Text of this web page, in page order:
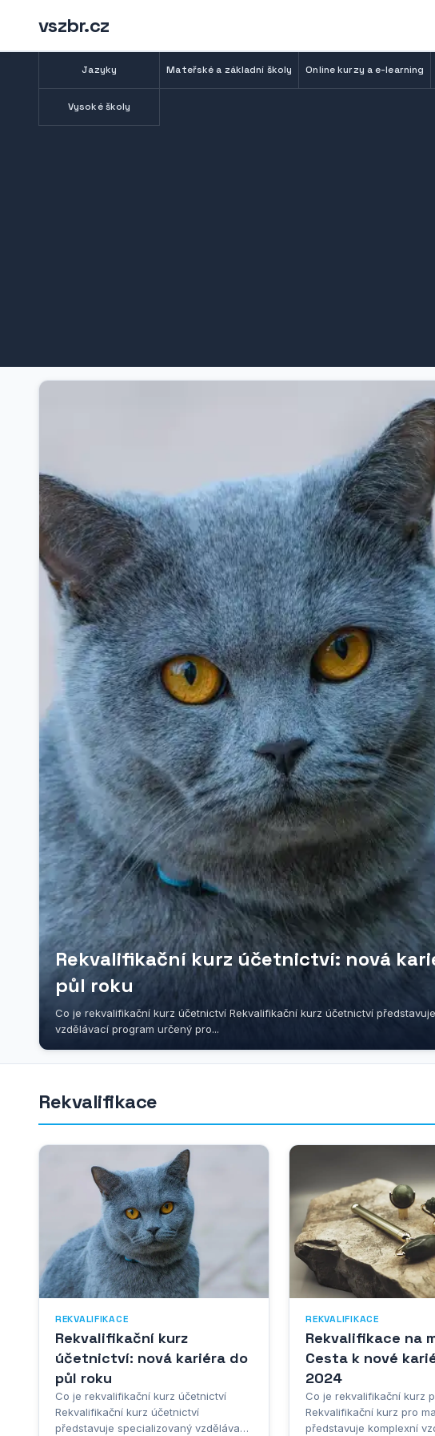
vszbr.cz
Jazyky Mateřské a základní školy Online kurzy a e-learning
Vysoké školy
Rekvalifikační kurz účetnictví: nová
půl roku
Co je rekvalifikační kurz účetnictví Rekvalifikační kurz účetnictví
vzdělávací program určený pro...
Rekvalifikace
REKVALIFIKACE
Rekvalifikační kurz
účetnictví: nová kariéra do
půl roku
Co je rekvalifikační kurz účetnictví
Rekvalifikační kurz účetnictví
představuje specializovaný vzdělávací
REKVALIFIKACE
Rekvalifikace na
Cesta k nové
2024
Co je rekvalifikační kurz
Rekvalifikační kurz pro
představuje komplexní